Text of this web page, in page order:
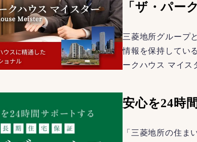
「ザ・パー
三菱地所グループ
情報を保持してい
ークハウス マイス
安心を24時
「三菱地所の住ま